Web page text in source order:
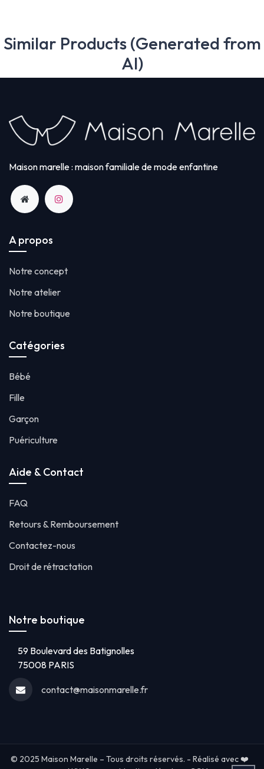
Similar Products (Generated from
AI)
Maison marelle : maison familiale de mode enfantine
A propos
Notre concept
Notre atelier
Notre boutique
Catégories
Bébé
Fille
Garçon
Puériculture
Aide & Contact
FAQ
Retours & Remboursement
Contactez-nous
Droit de rétractation
Notre boutique
59 Boulevard des Batignolles
75008 PARIS
contact@maisonmarelle.fr
© 2025 Maison Marelle – Tous droits réservés. - Réalisé avec ❤️